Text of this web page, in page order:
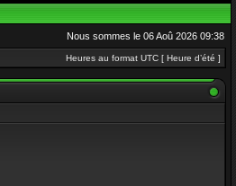
Nous sommes le 06 Aoû 2026 09:38
Heures au format UTC [ Heure d’été ]